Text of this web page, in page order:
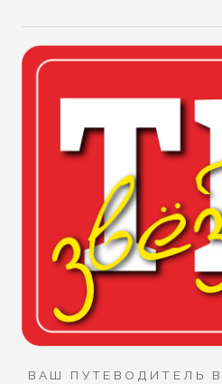
ВАШ ПУТЕВОДИТЕЛЬ